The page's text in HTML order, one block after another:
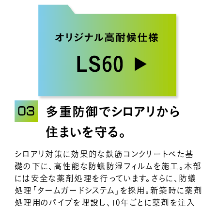
多重防御でシロアリから
住まいを守る。
シロアリ対策に効果的な鉄筋コンクリートべた基
礎の下に、高性能な防蟻防湿フィルムを施工。木部
には安全な薬剤処理を行っています。さらに、防蟻
処理「タームガードシステム」を採用。新築時に薬剤
処理用のパイプを埋設し、10年ごとに薬剤を注入